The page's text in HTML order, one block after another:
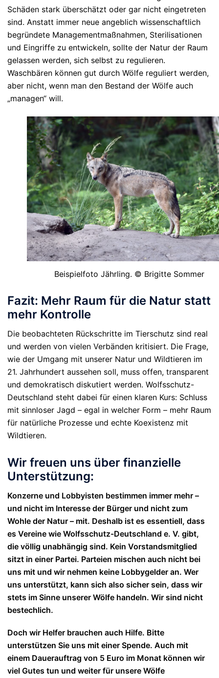
Schäden stark überschätzt oder gar nicht eingetreten
sind. Anstatt immer neue angeblich wissenschaftlich
begründete Managementmaßnahmen, Sterilisationen
und Eingriffe zu entwickeln, sollte der Natur der Raum
gelassen werden, sich selbst zu regulieren.
Waschbären können gut durch Wölfe reguliert werden,
aber nicht, wenn man den Bestand der Wölfe auch
„managen“ will.
Beispielfoto Jährling. © Brigitte Sommer
Fazit: Mehr Raum für die Natur statt
mehr Kontrolle
Die beobachteten Rückschritte im Tierschutz sind real
und werden von vielen Verbänden kritisiert. Die Frage,
wie der Umgang mit unserer Natur und Wildtieren im
21. Jahrhundert aussehen soll, muss offen, transparent
und demokratisch diskutiert werden. Wolfsschutz-
Deutschland steht dabei für einen klaren Kurs: Schluss
mit sinnloser Jagd – egal in welcher Form – mehr Raum
für natürliche Prozesse und echte Koexistenz mit
Wildtieren.
Wir freuen uns über finanzielle
Unterstützung:
Konzerne und Lobbyisten bestimmen immer mehr –
und nicht im Interesse der Bürger und nicht zum
Wohle der Natur – mit. Deshalb ist es essentiell, dass
es Vereine wie Wolfsschutz-Deutschland e. V. gibt,
die völlig unabhängig sind. Kein Vorstandsmitglied
sitzt in einer Partei. Parteien mischen auch nicht bei
uns mit und wir nehmen keine Lobbygelder an. Wer
uns unterstützt, kann sich also sicher sein, dass wir
stets im Sinne unserer Wölfe handeln. Wir sind nicht
bestechlich.
Doch wir Helfer brauchen auch Hilfe. Bitte
unterstützen Sie uns mit einer Spende. Auch mit
einem Dauerauftrag von 5 Euro im Monat können wir
viel Gutes tun und weiter für unsere Wölfe